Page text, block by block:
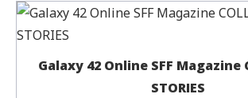
Galaxy 42 Online SFF Magazine
STORIES